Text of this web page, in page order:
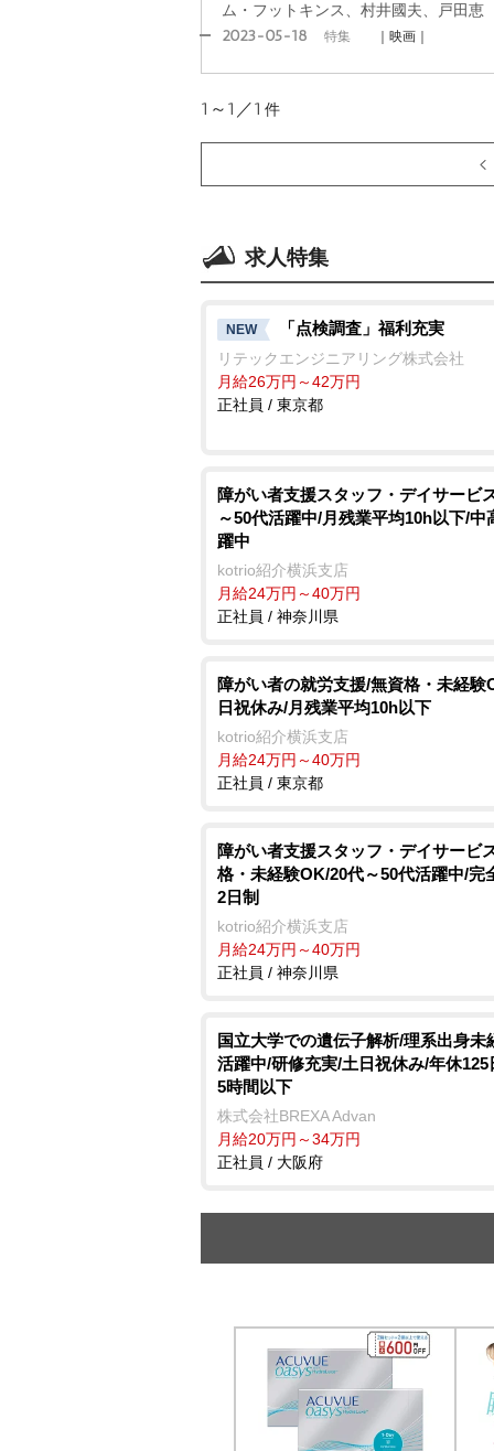
ム・フットキンス、村井國夫、戸田恵
2023-05-18 特集 ｜映画｜
1～1／1 件
求人特集
NEW 「点検調査」福利充実
リテックエンジニアリング株式会社
月給26万円～42万円
正社員 / 東京都
障がい者支援スタッフ・デイサービ
～50代活躍中/月残業平均10h以下/中
躍中
kotrio紹介横浜支店
月給24万円～40万円
正社員 / 神奈川県
障がい者の就労支援/無資格・未経験
日祝休み/月残業平均10h以下
kotrio紹介横浜支店
月給24万円～40万円
正社員 / 東京都
障がい者支援スタッフ・デイサービ
格・未経験OK/20代～50代活躍中/完
2日制
kotrio紹介横浜支店
月給24万円～40万円
正社員 / 神奈川県
国立大学での遺伝子解析/理系出身未
活躍中/研修充実/土日祝休み/年休125
5時間以下
株式会社BREXA Advan
月給20万円～34万円
正社員 / 大阪府